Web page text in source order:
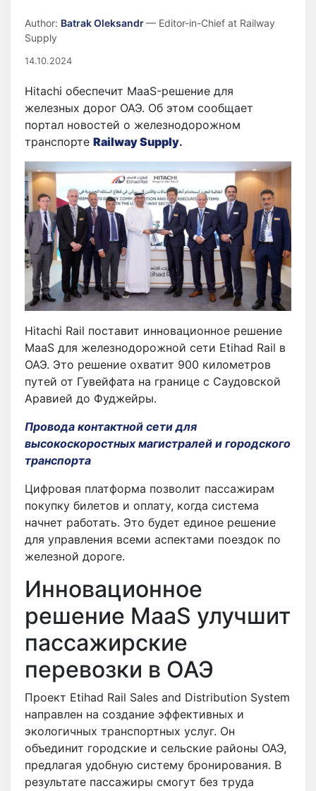
Author: Batrak Oleksandr— Editor-in-Chief at Railway
Supply
14.10.2024
Hitachi обеспечит MaaS-решение для
железных дорог ОАЭ. Об этом сообщает
портал новостей о железнодорожном
транспорте Railway Supply.
Hitachi Rail поставит инновационное решение
MaaS для железнодорожной сети Etihad Rail в
ОАЭ. Это решение охватит 900 километров
путей от Гувейфата на границе с Саудовской
Аравией до Фуджейры.
Провода контактной сети для
высокоскоростных магистралей и городского
транспорта
Цифровая платформа позволит пассажирам
покупку билетов и оплату, когда система
начнет работать. Это будет единое решение
для управления всеми аспектами поездок по
железной дороге.
Инновационное
решение MaaS улучшит
пассажирские
перевозки в ОАЭ
Проект Etihad Rail Sales and Distribution System
направлен на создание эффективных и
экологичных транспортных услуг. Он
объединит городские и сельские районы ОАЭ,
предлагая удобную систему бронирования. В
результате пассажиры смогут без труда